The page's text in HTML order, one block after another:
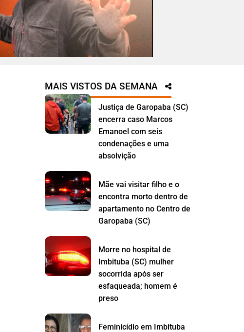
MAIS VISTOS DA SEMANA
Justiça de Garopaba (SC)
encerra caso Marcos
Emanoel com seis
condenações e uma
absolvição
Mãe vai visitar filho e o
encontra morto dentro de
apartamento no Centro de
Garopaba (SC)
Morre no hospital de
Imbituba (SC) mulher
socorrida após ser
esfaqueada; homem é
preso
Feminicídio em Imbituba